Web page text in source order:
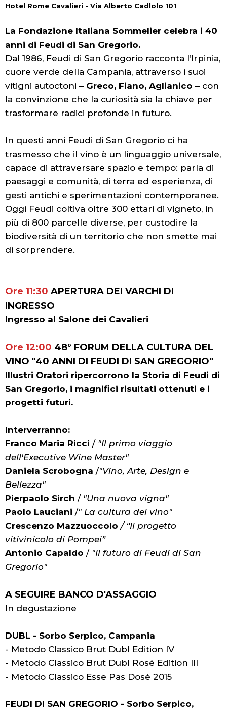
Hotel Rome Cavalieri - Via Alberto Cadlolo 101
La Fondazione Italiana Sommelier celebra i 40
anni di Feudi di San Gregorio.
Dal 1986, Feudi di San Gregorio racconta l’Irpinia,
cuore verde della Campania, attraverso i suoi
vitigni autoctoni – Greco, Fiano, Aglianico – con
la convinzione che la curiosità sia la chiave per
trasformare radici profonde in futuro.
In questi anni Feudi di San Gregorio ci ha
trasmesso che il vino è un linguaggio universale,
capace di attraversare spazio e tempo: parla di
paesaggi e comunità, di terra ed esperienza, di
gesti antichi e sperimentazioni contemporanee.
Oggi Feudi coltiva oltre 300 ettari di vigneto, in
più di 800 parcelle diverse, per custodire la
biodiversità di un territorio che non smette mai
di sorprendere.
Ore 11:30 APERTURA DEI VARCHI DI
INGRESSO
Ingresso al Salone dei Cavalieri
Ore 12:00 48° FORUM DELLA CULTURA DEL
VINO "40 ANNI DI FEUDI DI SAN GREGORIO"
Illustri Oratori ripercorrono la Storia di Feudi di
San Gregorio, i magnifici risultati ottenuti e i
progetti futuri.
Interverranno:
Franco Maria Ricci /"Il primo viaggio
dell'Executive Wine Master"
Daniela Scrobogna /"Vino, Arte, Design e
Bellezza"
Pierpaolo Sirch / "Una nuova vigna"
Paolo Lauciani /" La cultura del vino"
Crescenzo Mazzuoccolo / “Il progetto
vitivinicolo di Pompei”
Antonio Capaldo /"Il futuro di Feudi di San
Gregorio"
A SEGUIRE BANCO D'ASSAGGIO
In degustazione
DUBL - Sorbo Serpico, Campania
- Metodo Classico Brut Dubl Edition IV
- Metodo Classico Brut Dubl Rosé Edition III
- Metodo Classico Esse Pas Dosé 2015
FEUDI DI SAN GREGORIO - Sorbo Serpico,